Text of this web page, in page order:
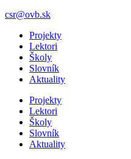
csr@ovb.sk
Projekty
Lektori
Školy
Slovník
Aktuality
Projekty
Lektori
Školy
Slovník
Aktuality